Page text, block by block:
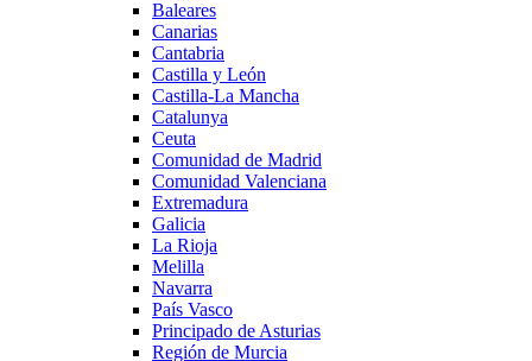
Baleares
Canarias
Cantabria
Castilla y León
Castilla-La Mancha
Catalunya
Ceuta
Comunidad de Madrid
Comunidad Valenciana
Extremadura
Galicia
La Rioja
Melilla
Navarra
País Vasco
Principado de Asturias
Región de Murcia